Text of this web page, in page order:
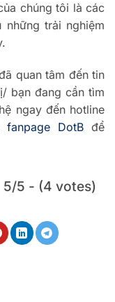
chúng tôi là các
trải nghiệm
quan tâm đến tin
bạn đang cần tìm
ngay đến hotline
fanpage DotB để
5/5 - (4 votes)